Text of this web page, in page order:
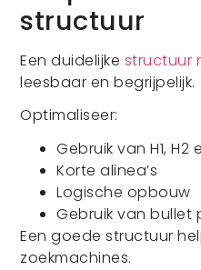
structuur
Een duidelijke structuur
leesbaar en begrijpelijk.
Optimaliseer:
Gebruik van H1, H2
Korte alinea’s
Logische opbouw
Gebruik van bullet
Een goede structuur
zoekmachines.